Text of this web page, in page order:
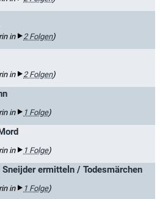
in 2 Folgen)
in 2 Folgen)
in 1 Folge)
in 1 Folge)
Sneijder ermitteln / Todesmärchen
in 1 Folge)